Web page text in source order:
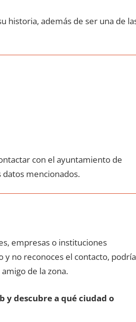
historia, además dе ser una dе
сοn el ayuntamiento dе
datos mencionados.
empresas ο instituciones
у no reconoces el contacto, podría
dе la zona.
у descubre а qué ciudad ο